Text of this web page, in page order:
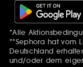
Zusätzlich
*Alle
**Sephora hat vom
Deutschland
und/oder dem